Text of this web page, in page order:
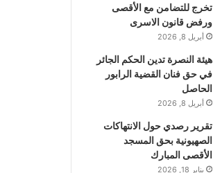
تخرج للتضامن مع الأقصى
ورفض قانون الاسرى
أبريل 8, 2026
هيئة النصرة تدين الحكم الجائر
في حق فنان القضية الرابور
الحاصل
أبريل 8, 2026
تقرير رصدي حول الانتهاكات
الصهيونية بحق المسجد
الأقصى المبارك
يناير 18, 2026